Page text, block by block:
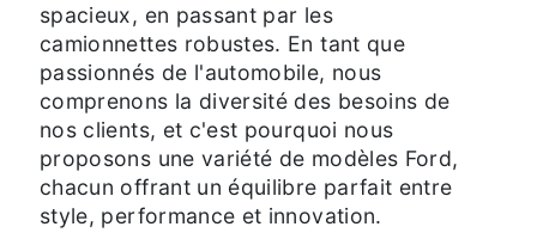
spacieux, en passant par les
camionnettes robustes. En tant que
passionnés de l'automobile, nous
comprenons la diversité des besoins de
nos clients, et c'est pourquoi nous
proposons une variété de modèles Ford,
chacun offrant un équilibre parfait entre
style, performance et innovation.